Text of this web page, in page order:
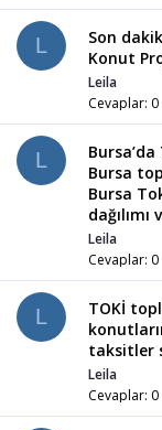
L
Son
Konut
Leila
Cevaplar 0
L
Bursa
Bursa
dağılımı
Leila
Cevaplar 0
L
TOKİ
taksitler
Leila
Cevaplar 0